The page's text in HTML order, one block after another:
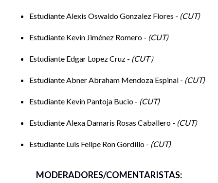
Estudiante Alexis Oswaldo Gonzalez Flores - CUT
Estudiante Kevin Jiménez Romero - CUT
Estudiante Edgar Lopez Cruz - CUT
Estudiante Abner Abraham Mendoza Espinal - CUT
Estudiante Kevin Pantoja Bucio - CUT
Estudiante Alexa Damaris Rosas Caballero - CUT
Estudiante Luis Felipe Ron Gordillo - CUT
MODERADORES/COMENTARISTAS: